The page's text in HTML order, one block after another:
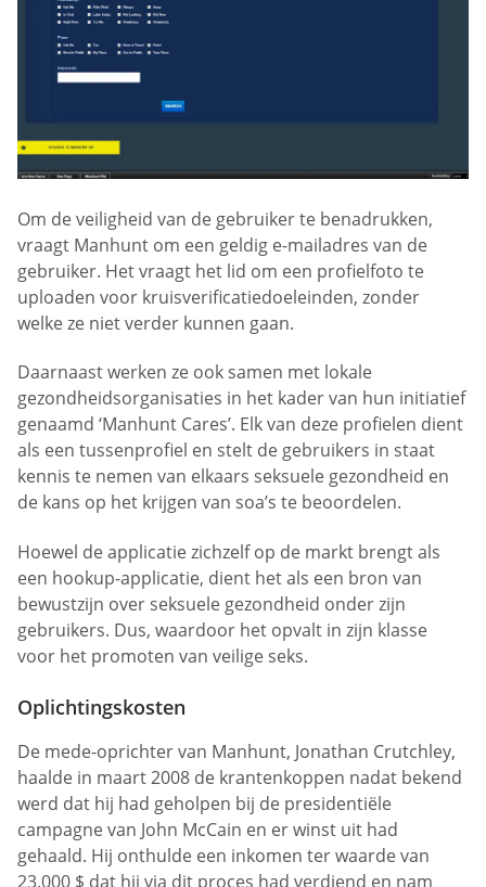
Om de veiligheid van de gebruiker te benadrukken,
vraagt Manhunt om een geldig e-mailadres van de
gebruiker. Het vraagt het lid om een profielfoto te
uploaden voor kruisverificatiedoeleinden, zonder
welke ze niet verder kunnen gaan.
Daarnaast werken ze ook samen met lokale
gezondheidsorganisaties in het kader van hun initiatief
genaamd ‘Manhunt Cares’. Elk van deze profielen dient
als een tussenprofiel en stelt de gebruikers in staat
kennis te nemen van elkaars seksuele gezondheid en
de kans op het krijgen van soa’s te beoordelen.
Hoewel de applicatie zichzelf op de markt brengt als
een hookup-applicatie, dient het als een bron van
bewustzijn over seksuele gezondheid onder zijn
gebruikers. Dus, waardoor het opvalt in zijn klasse
voor het promoten van veilige seks.
Oplichtingskosten
De mede-oprichter van Manhunt, Jonathan Crutchley,
haalde in maart 2008 de krantenkoppen nadat bekend
werd dat hij had geholpen bij de presidentiële
campagne van John McCain en er winst uit had
gehaald. Hij onthulde een inkomen ter waarde van
23.000 $ dat hij via dit proces had verdiend en nam